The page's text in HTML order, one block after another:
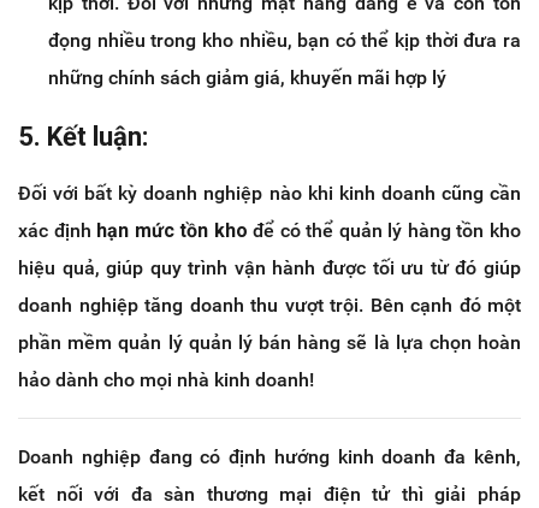
đọng nhiều trong kho nhiều, bạn có thể kịp thời đưa ra
những chính sách giảm giá, khuyến mãi hợp lý
5. Kết luận:
Đối với bất kỳ doanh nghiệp nào khi kinh doanh cũng cần
xác định hạn mức tồn kho để có thể quản lý hàng tồn kho
hiệu quả, giúp quy trình vận hành được tối ưu từ đó giúp
doanh nghiệp tăng doanh thu vượt trội. Bên cạnh đó một
phần mềm quản lý quản lý bán hàng sẽ là lựa chọn hoàn
hảo dành cho mọi nhà kinh doanh!
Doanh nghiệp đang có định hướng kinh doanh đa kênh,
kết nối với đa sàn thương mại điện tử thì giải pháp